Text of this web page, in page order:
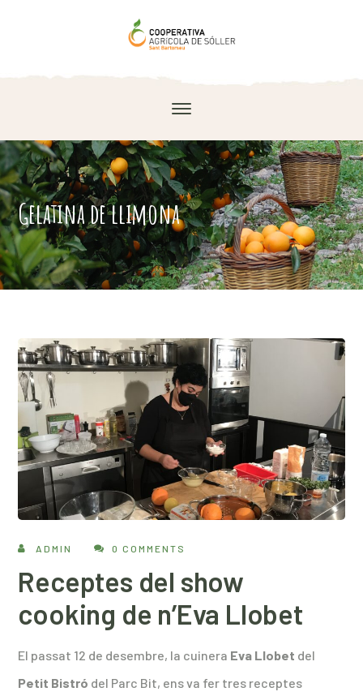
Gelatina de llimona
ADMIN 0 COMMENTS
Receptes del show
cooking de n’Eva Llobet
El passat 12 de desembre, la cuinera Eva Llobet del
Petit Bistró del Parc Bit, ens va fer tres receptes